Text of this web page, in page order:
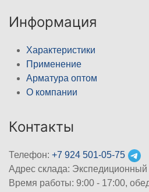
Информация
Характеристики
Применение
Арматура оптом
О компании
Контакты
Телефон: +7 924 501-05-75
Адрес склада: Экспедиционный
Время работы: 9:00 - 17:00,